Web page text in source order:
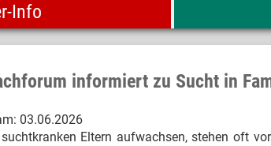
Info
informiert zu Sucht in
03.06.2026
Eltern aufwachsen, stehen oft